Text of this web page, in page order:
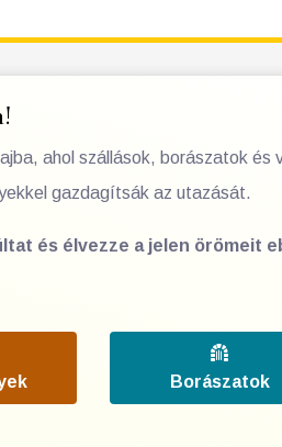
ahol szállások, borászatok és
gazdagítsák az utazását.
és élvezze a jelen örömeit
Borászatok